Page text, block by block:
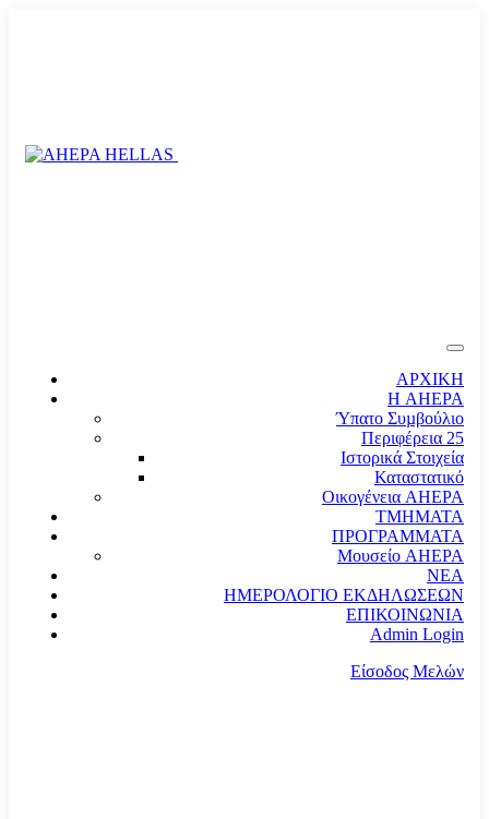
ΑΡΧΙΚΗ
Η AHEPA
Ύπατο Συµβούλιο
Περιφέρεια 25
Ιστορικά Στοιχεία
Καταστατικό
Οικογένεια AHEPA
ΤΜΗΜΑΤΑ
ΠΡΟΓΡΑΜΜΑΤΑ
Μουσείο AHEPA
ΝΕΑ
ΗΜΕΡΟΛΟΓΙΟ ΕΚΔΗΛΩΣΕΩΝ
ΕΠΙΚΟΙΝΩΝΙΑ
Admin Login
Είσοδος Μελών